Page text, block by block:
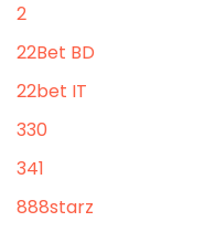
2
22Bet BD
22bet IT
330
341
888starz